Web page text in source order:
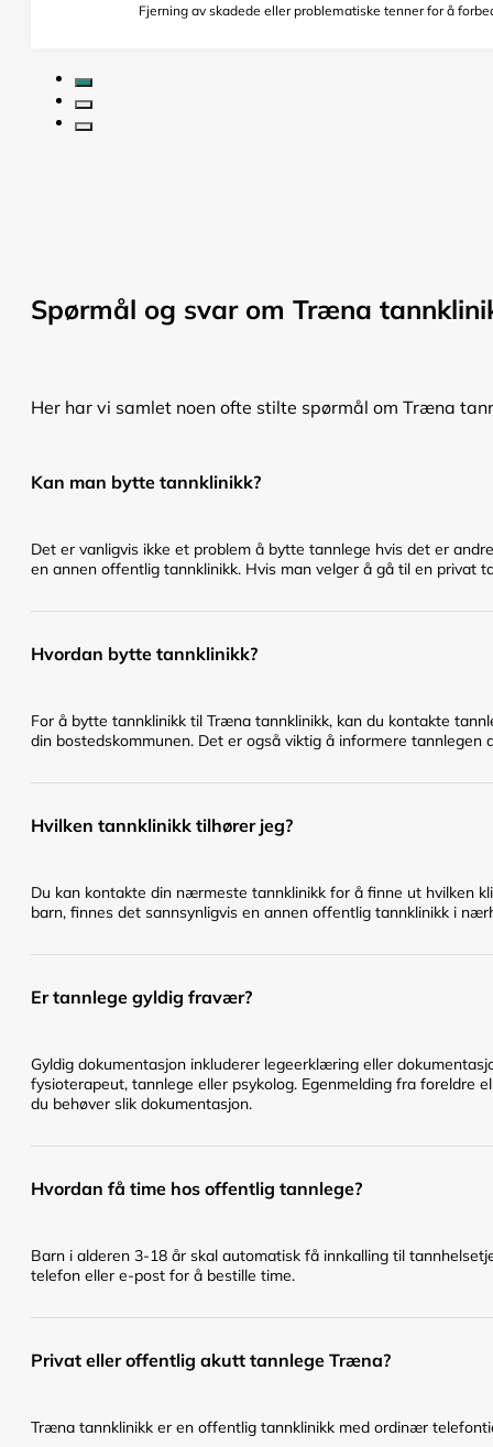
Fjerning av skadede eller problematiske tenner for å
Spørmål og svar om Træna
Her har vi samlet noen ofte stilte spørmål om Træna
Kan man bytte tannklinikk?
Det er vanligvis ikke et problem å bytte tannlege hvis det er
en annen offentlig tannklinikk. Hvis man velger å gå til en privat
Hvordan bytte tannklinikk?
For å bytte tannklinikk til Træna tannklinikk, kan du kontakte
din bostedskommunen. Det er også viktig å informere
Hvilken tannklinikk tilhører jeg?
Du kan kontakte din nærmeste tannklinikk for å finne ut hvilken
barn, finnes det sannsynligvis en annen offentlig tannklinikk i
Er tannlege gyldig fravær?
Gyldig dokumentasjon inkluderer legeerklæring eller
fysioterapeut, tannlege eller psykolog. Egenmelding fra foreldre
du behøver slik dokumentasjon.
Hvordan få time hos offentlig tannlege?
Barn i alderen 3-18 år skal automatisk få innkalling til
telefon eller e-post for å bestille time.
Privat eller offentlig akutt tannlege Træna?
Træna tannklinikk er en offentlig tannklinikk med ordinær